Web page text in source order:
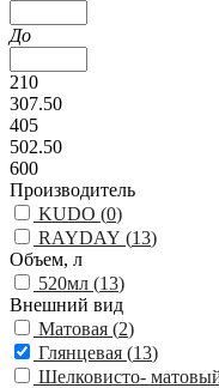
До
210
307.50
405
502.50
600
Производитель
KUDO (0)
RAYDAY (13)
Объем, л
520мл (13)
Внешний вид
Матовая (2)
Глянцевая (13)
Шелковисто-